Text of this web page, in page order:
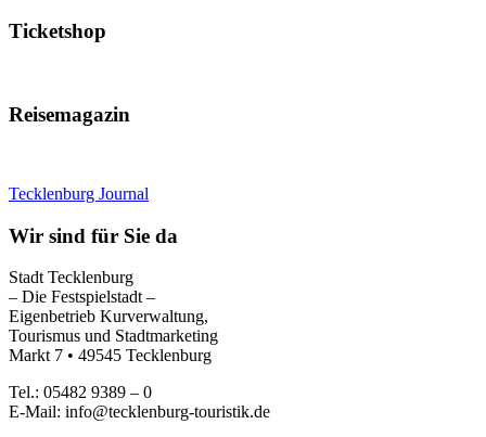
Ticketshop
Reisemagazin
Tecklenburg Journal
Wir sind für Sie da
Stadt Tecklenburg
– Die Festspielstadt –
Eigenbetrieb Kurverwaltung,
Tourismus und Stadtmarketing
Markt 7 • 49545 Tecklenburg
Tel.: 05482 9389 – 0
E-Mail: info@tecklenburg-touristik.de